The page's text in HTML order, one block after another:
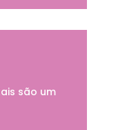
são um